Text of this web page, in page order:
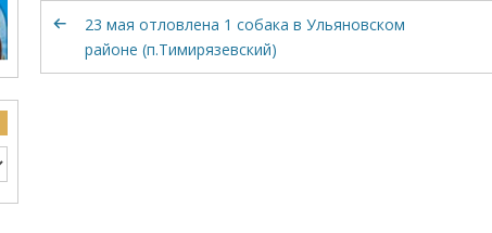
23 мая отловлена 1 собака в Ульяновском
районе (п.Тимирязевский)